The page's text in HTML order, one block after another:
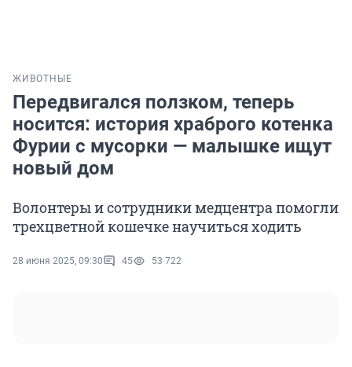
ЖИВОТНЫЕ
Передвигался ползком, теперь
носится: история храброго котенка
Фурии с мусорки — малышке ищут
новый дом
Волонтеры и сотрудники медцентра помогли
трехцветной кошечке научиться ходить
28 июня 2025, 09:30 45 53 722